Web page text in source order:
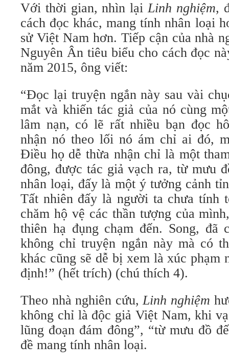
Với thời gian, nhìn lạiLinh nghiệm,
cách đọc khác, mang tính nhân loại
sử Việt Nam hơn. Tiếp cận của nhà
Nguyên Ân tiêu biểu cho cách đọc
năm 2015, ông viết:
“Đọc lại truyện ngắn này sau vài
mắt và khiến tác giả của nó cùng
lâm nạn, có lẽ rất nhiều bạn đọc
nhận nó theo lối nó ám chỉ ai đó,
Điều họ dễ thừa nhận chỉ là một
đông, được tác giả vạch ra, từ mưu
nhân loại, đấy là một ý tưởng cảnh
Tất nhiên đấy là người ta chưa tính
chăm hộ vệ các thần tượng của
thiên hạ đụng chạm đến. Song,
không chỉ truyện ngắn này mà có
khác cũng sẽ dễ bị xem là xúc phạm
định!” (hết trích) (chú thích 4).
Theo nhà nghiên cứu,Linh nghiệm
không chỉ là độc giả Việt Nam, khi
lũng đoạn đám đông”, “từ mưu đồ
đề mang tính nhân loại.